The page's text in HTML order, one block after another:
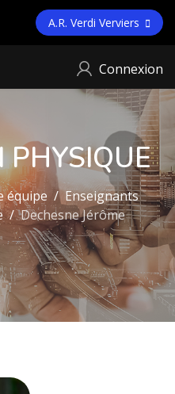
A.R. Verdi Verviers
Connexion
PHYSIQUE
équipe
Enseignants
Dechesne Jérôme